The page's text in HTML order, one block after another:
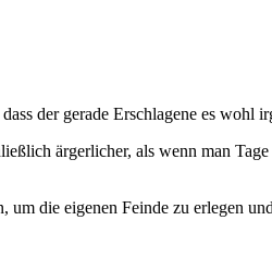
der gerade Erschlagene es wohl
ärgerlicher, als wenn man
die eigenen Feinde zu erlegen